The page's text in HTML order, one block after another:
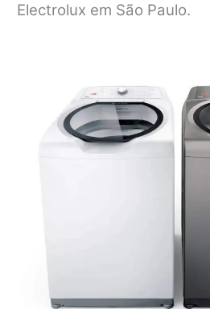
Electrolux em São Paulo.